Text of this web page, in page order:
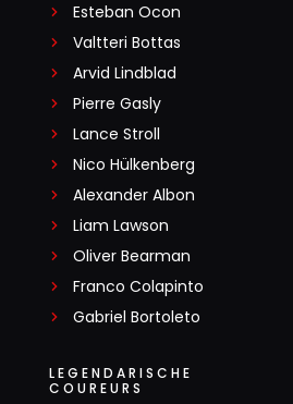
Esteban Ocon
Valtteri Bottas
Arvid Lindblad
Pierre Gasly
Lance Stroll
Nico Hülkenberg
Alexander Albon
Liam Lawson
Oliver Bearman
Franco Colapinto
Gabriel Bortoleto
LEGENDARISCHE
COUREURS